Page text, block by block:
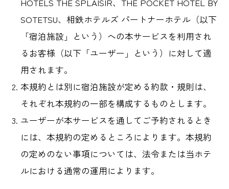
SOTETSU、相鉄ホテルズ パートナーホテル（以下
「宿泊施設」という）への本サービスを利用され
るお客様（以下「ユーザー」という）に対して適
用されます。
本規約とは別に宿泊施設が定める約款・規則は、
それぞれ本規約の一部を構成するものとします。
ユーザーが本サービスを通してご予約されるとき
には、本規約の定めるところによります。本規約
の定めのない事項については、法令または当ホテ
ルにおける通常の運用によります。